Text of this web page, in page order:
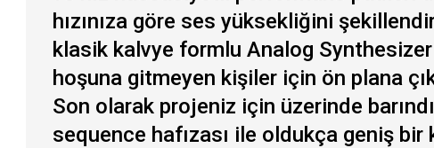
hızınıza göre ses yüksekliğini
klasik kalvye formlu Analog Synthesizer
hoşuna gitmeyen kişiler için ön plana
Son olarak projeniz için üzerinde
sequence hafızası ile oldukça geniş bir